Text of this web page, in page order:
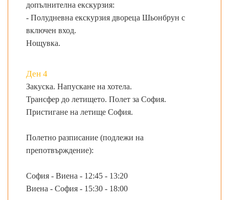
допълнителна екскурзия:
- Полудневна екскурзия двореца Шьонбрун с
включен вход.
Нощувка.
Ден 4
Закуска. Напускане на хотела.
Трансфер до летището. Полет за София.
Пристигане на летище София.
Полетно разписание (подлежи на
препотвърждение):
София - Виена - 12:45 - 13:20
Виена - София - 15:30 - 18:00